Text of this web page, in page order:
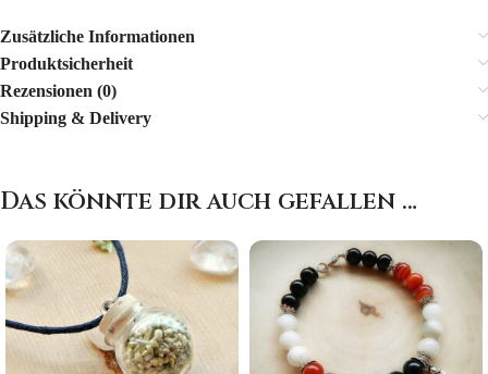
Zusätzliche Informationen
Produktsicherheit
Rezensionen (0)
Shipping & Delivery
Das könnte dir auch gefallen …